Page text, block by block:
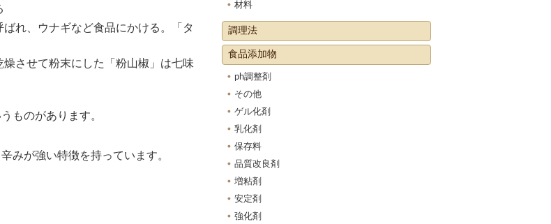
れ、ウナギなど食品にかける。「タ
させて粉末にした「粉山椒」は七味
ものがあります。
みが強い特徴を持っています。
材料
調理法
食品添加物
ph調整剤
その他
ゲル化剤
乳化剤
保存料
品質改良剤
増粘剤
安定剤
強化剤